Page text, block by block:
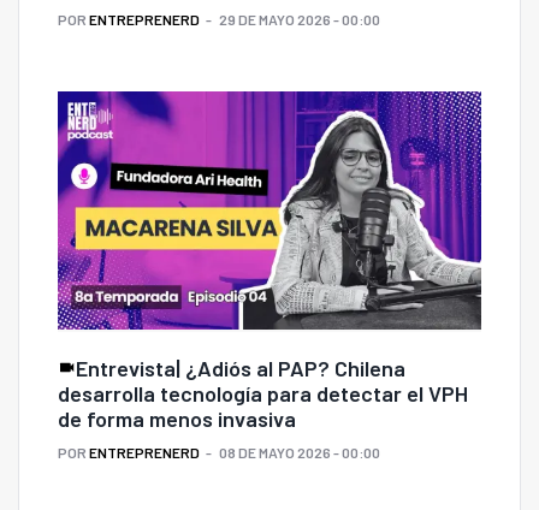
POR ENTREPRENERD 29 DE MAYO 2026 - 00:00
Entrevista| ¿Adiós al PAP? Chilena
desarrolla tecnología para detectar el VPH
de forma menos invasiva
POR ENTREPRENERD 08 DE MAYO 2026 - 00:00